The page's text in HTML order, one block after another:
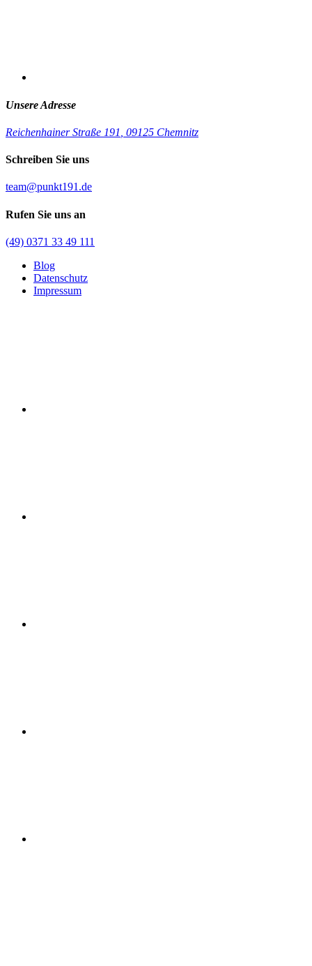
Unsere Adresse
Reichenhainer Straße 191 09125 Chemnitz
Schreiben Sie uns
team@punkt191.de
Rufen Sie uns an
(49) 0371 33 49 111
Blog
Datenschutz
Impressum